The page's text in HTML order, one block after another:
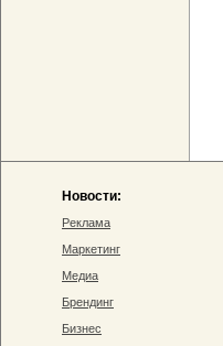
Новости:
Реклама
Маркетинг
Медиа
Брендинг
Бизнес